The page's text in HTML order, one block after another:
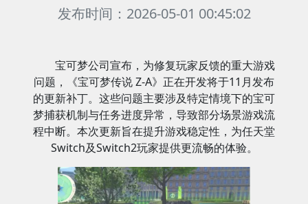
发布时间：2026-05-01 00:45:02
宝可梦公司宣布，为修复玩家反馈的重大游戏
问题，《宝可梦传说 Z-A》正在开发将于11月发布
的更新补丁。这些问题主要涉及特定情境下的宝可
梦捕获机制与任务进度异常，导致部分场景游戏流
程中断。本次更新旨在提升游戏稳定性，为任天堂
Switch及Switch2玩家提供更流畅的体验。